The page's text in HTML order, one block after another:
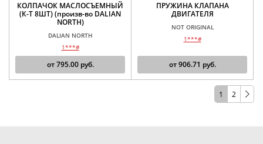
КОЛПАЧОК МАСЛОСЪЕМНЫЙ
(К-Т 8ШТ) (произв-во DALIAN
NORTH)
DALIAN NORTH
1***#
от795.00руб.
ПРУЖИНА КЛАПАНА
ДВИГАТЕЛЯ
NOT ORIGINAL
1***#
от906.71 руб.
1 2